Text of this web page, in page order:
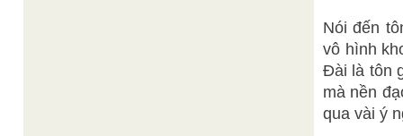
Nói đến
vô hình
Đài là tôn
mà nền
qua vài ý